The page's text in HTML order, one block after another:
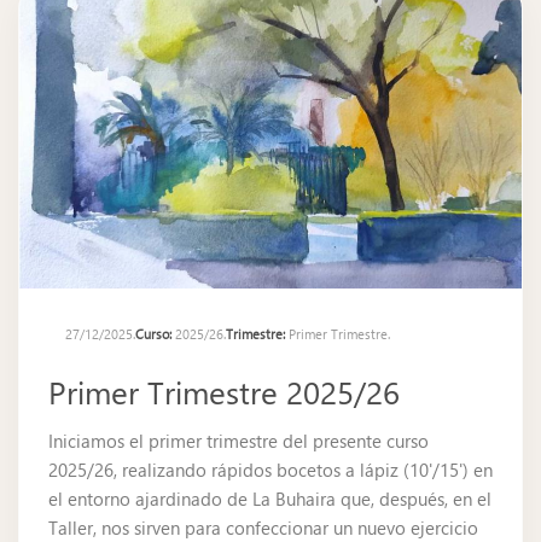
27/12/2025.Curso:2025/26.Trimestre:Primer Trimestre.
Primer Trimestre 2025/26
Iniciamos el primer trimestre del presente curso
2025/26, realizando rápidos bocetos a lápiz (10'/15') en
el entorno ajardinado de La Buhaira que, después, en el
Taller, nos sirven para confeccionar un nuevo ejercicio